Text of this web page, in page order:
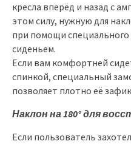
кресла вперёд и назад с
этом силу, нужную для
при помощи
сиденьем.
Если вам комфортней
спинкой, специальный
позволяет плотно её
Наклон на 180° для
Если пользователь